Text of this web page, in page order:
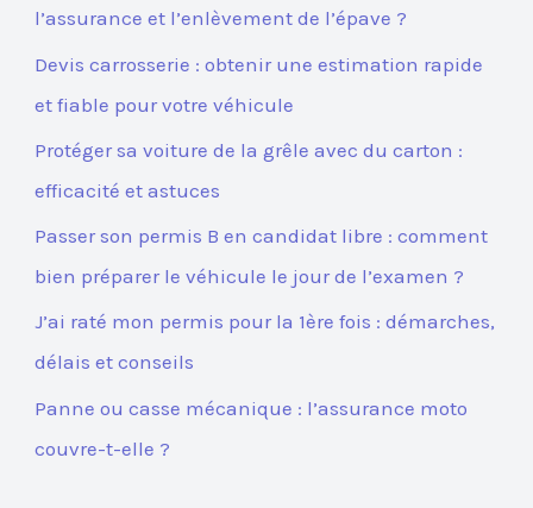
l’assurance et l’enlèvement de l’épave ?
Devis carrosserie : obtenir une estimation rapide
et fiable pour votre véhicule
Protéger sa voiture de la grêle avec du carton :
efficacité et astuces
Passer son permis B en candidat libre : comment
bien préparer le véhicule le jour de l’examen ?
J’ai raté mon permis pour la 1ère fois : démarches,
délais et conseils
Panne ou casse mécanique : l’assurance moto
couvre-t-elle ?